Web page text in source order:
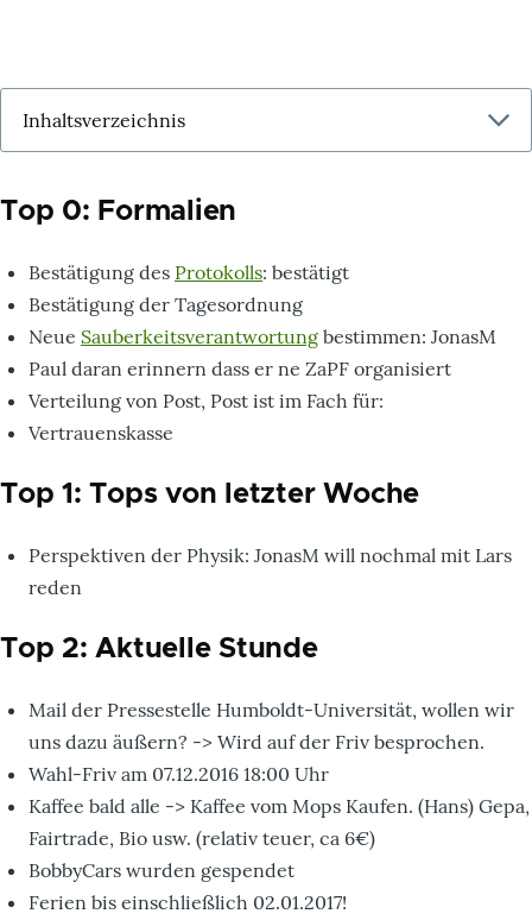
Top 0: Formalien
Bestätigung des Protokolls: bestätigt
Bestätigung der Tagesordnung
Neue Sauberkeitsverantwortung bestimmen: JonasM
Paul daran erinnern dass er ne ZaPF organisiert
Verteilung von Post, Post ist im Fach für:
Vertrauenskasse
Top 1: Tops von letzter Woche
Perspektiven der Physik: JonasM will nochmal mit Lars
reden
Top 2: Aktuelle Stunde
Mail der Pressestelle Humboldt-Universität, wollen wir
uns dazu äußern? -> Wird auf der Friv besprochen.
Wahl-Friv am 07.12.2016 18:00 Uhr
Kaffee bald alle -> Kaffee vom Mops Kaufen. (Hans) Gepa,
Fairtrade, Bio usw. (relativ teuer, ca 6€)
BobbyCars wurden gespendet
Ferien bis einschließlich 02.01.2017!